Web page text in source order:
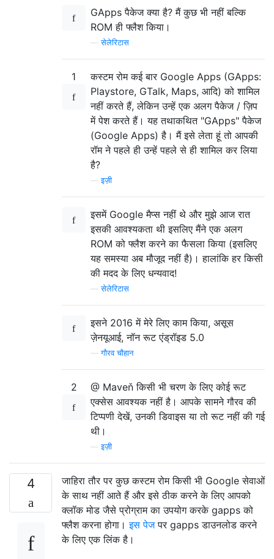
GApps पैकेज क्या है? मैं कुछ भी नहीं बल्कि
ROM ही फ्लैश किया।
—सेलेरिटास
1
कस्टम रोम कई बार Google Apps (GApps:
Playstore, GTalk, Maps, आदि) को शामिल
नहीं करते हैं, लेकिन उन्हें एक अलग पैकेज / ज़िप
में पेश करते हैं। यह तथाकथित "GApps" पैकेज
(Google Apps) है। मैं इसे लेता हूं तो आपकी
रॉम ने पहले ही उन्हें पहले से ही शामिल कर लिया
है?
—इज़ी
इसमें Google मैप्स नहीं थे और मुझे आज रात
इसकी आवश्यकता थी इसलिए मैंने एक अलग
ROM को फ्लैश करने का फैसला किया (इसलिए
यह समस्या अब मौजूद नहीं है)। हालांकि हर किसी
की मदद के लिए धन्यवाद!
—सेलेरिटास
इसने 2016 में मेरे लिए काम किया, असूस
ज़ेनयूआई, नॉन रूट एंड्रॉइड 5.0
—गौरव चौहान
2
@ Maveň किसी भी चरण के लिए कोई रूट
एक्सेस आवश्यक नहीं है। आपके सामने गौरव की
टिप्पणी देखें, उनकी डिवाइस या तो रूट नहीं की गई
थी।
—इज़ी
4
जाहिरा तौर पर कुछ कस्टम रोम किसी भी Google सेवाओं
के साथ नहीं आते हैं और इसे ठीक करने के लिए आपको
क्लॉक मोड जैसे प्रोग्राम का उपयोग करके gapps को
फ्लैश करना होगा।इस पेजपर gapps डाउनलोड करने
के लिए एक लिंक है।